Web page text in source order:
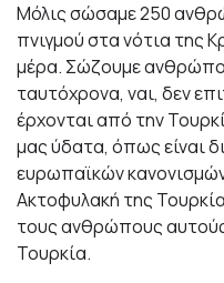
Μόλις σώσαμε 250
πνιγμού στα νότια της
μέρα. Σώζουμε
ταυτόχρονα, ναι, δεν
έρχονται από την
μας ύδατα, όπως είναι
ευρωπαϊκών
Ακτοφυλακή της
τους ανθρώπους
Τουρκία.